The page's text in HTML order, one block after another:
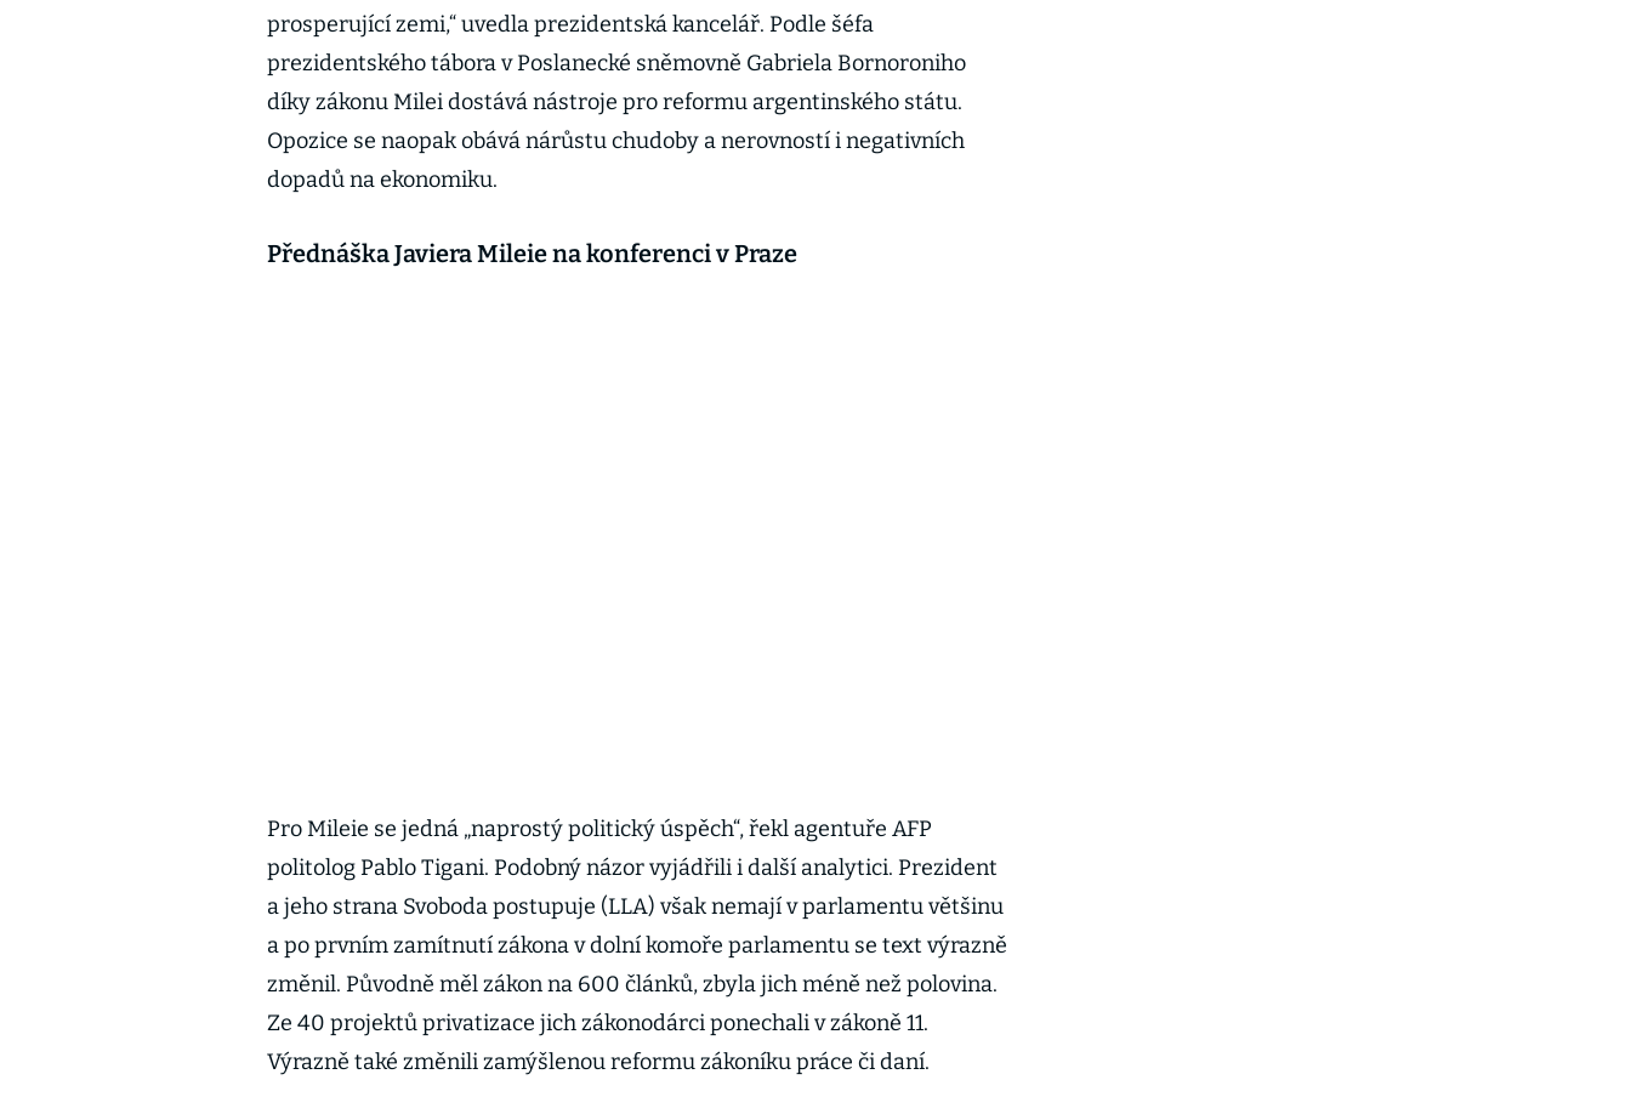
prosperující zemi,“ uvedla prezidentská kancelář. Podle šéfa
prezidentského tábora v Poslanecké sněmovně Gabriela Bornoroniho
díky zákonu Milei dostává nástroje pro reformu argentinského státu.
Opozice se naopak obává nárůstu chudoby a nerovností i negativních
dopadů na ekonomiku.
Přednáška Javiera Mileie na konferenci v Praze
Pro Mileie se jedná „naprostý politický úspěch“, řekl agentuře AFP
politolog Pablo Tigani. Podobný názor vyjádřili i další analytici. Prezident
a jeho strana Svoboda postupuje (LLA) však nemají v parlamentu většinu
a po prvním zamítnutí zákona v dolní komoře parlamentu se text výrazně
změnil. Původně měl zákon na 600 článků, zbyla jich méně než polovina.
Ze 40 projektů privatizace jich zákonodárci ponechali v zákoně 11.
Výrazně také změnili zamýšlenou reformu zákoníku práce či daní.